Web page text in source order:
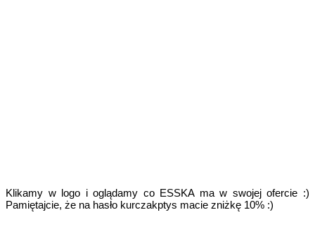
Klikamy w logo i oglądamy co ESSKA ma w swojej ofercie :)
Pamiętajcie, że na hasło kurczakptys macie zniżkę 10% :)